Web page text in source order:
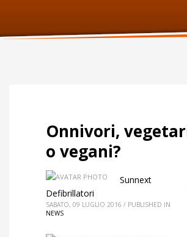
Lunedi:9am – 6pm
Onnivori,
o vegani?
Sunnext
Defibrillatori
SABATO, 09 LUGLIO 2016 / PUBLISHED IN
NEWS